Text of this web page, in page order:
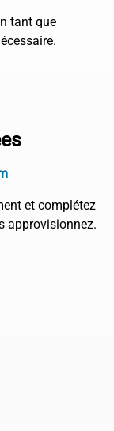
tant que
et complétez
approvisionnez.